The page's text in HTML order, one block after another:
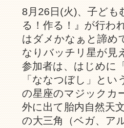
8月26日(火)、子ど
る！作る！』が行わ
はダメかなぁと諦め
なりバッチリ星が見
参加者は、はじめに
「ななつぼし」と
の星座のマジックカ
外に出て胎内自然天
の大三角（ベガ、ア